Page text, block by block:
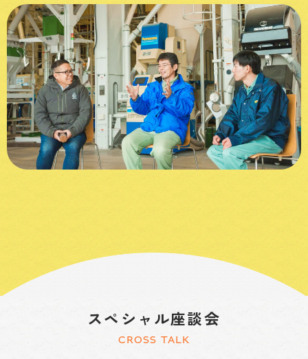
スペシャル座談会
CROSS TALK